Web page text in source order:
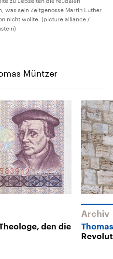
was sein Zeitgenosse Martin Luther
nicht wollte. (picture alliance /
Müntzer
den die
Archiv